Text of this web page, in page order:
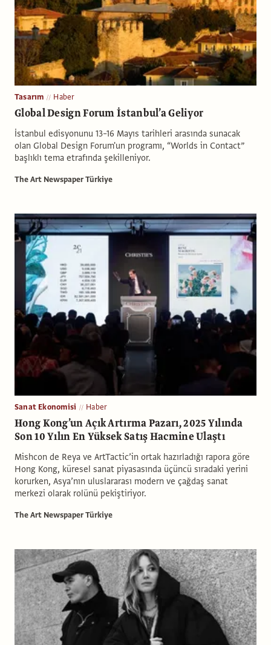
Tasarım Haber
Global Design Forum İstanbul’a Geliyor
İstanbul edisyonunu 13–16 Mayıs tarihleri arasında sunacak
olan Global Design Forum'un programı, “Worlds in Contact”
başlıklı tema etrafında şekilleniyor.
The Art Newspaper Türkiye
Sanat Ekonomisi Haber
Hong Kong’un Açık Artırma Pazarı, 2025 Yılında
Son 10 Yılın En Yüksek Satış Hacmine Ulaştı
Mishcon de Reya ve ArtTactic’in ortak hazırladığı rapora göre
Hong Kong, küresel sanat piyasasında üçüncü sıradaki yerini
korurken, Asya’nın uluslararası modern ve çağdaş sanat
merkezi olarak rolünü pekiştiriyor.
The Art Newspaper Türkiye